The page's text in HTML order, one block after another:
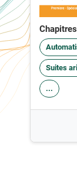
Suites
...